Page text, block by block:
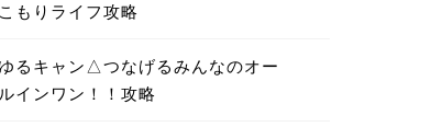
こもりライフ攻略
ゆるキャン△つなげるみんなのオー
ルインワン！！攻略